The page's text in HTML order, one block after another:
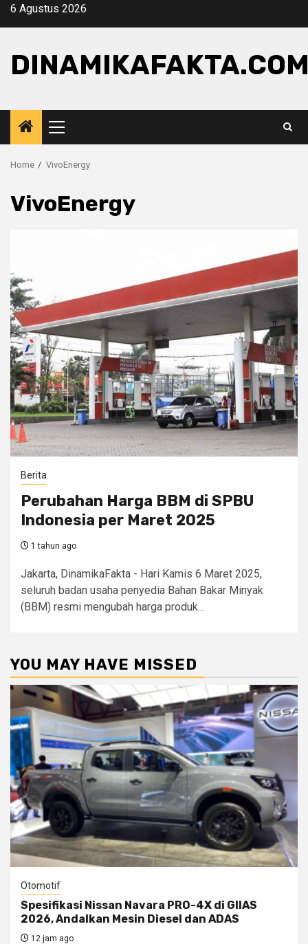
Skip6 Agustus 2026
Primary
Menu
Home VivoEnergy
VivoEnergy
Berita
Perubahan Harga BBM di SPBU
Indonesia per Maret 2025
1 tahun ago
Jakarta, DinamikaFakta - Hari Kamis 6 Maret 2025,
seluruh badan usaha penyedia Bahan Bakar Minyak
(BBM) resmi mengubah harga produk...
YOU MAY HAVE MISSED
Otomotif
Spesifikasi Nissan Navara PRO-4X di GIIAS
2026, Andalkan Mesin Diesel dan ADAS
12 jam ago